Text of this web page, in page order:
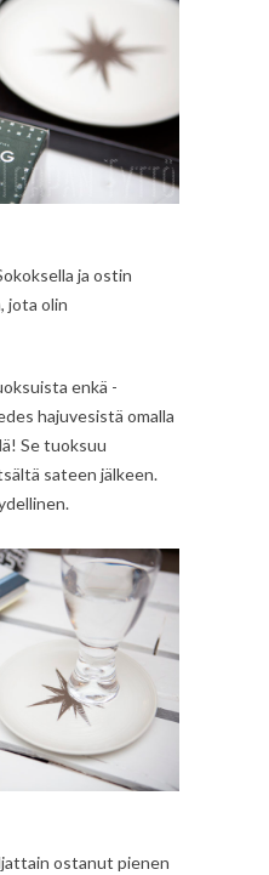
ja ostin
jota olin
enkä -
hajuvesistä omalla
Se tuoksuu
sateen jälkeen.
ostanut pienen